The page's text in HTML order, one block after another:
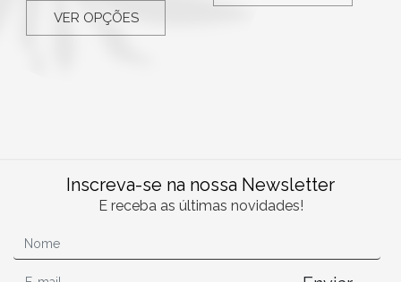
VER OPÇÕES
Inscreva-se na nossa Newsletter
E receba as últimas novidades!